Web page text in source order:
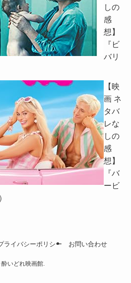
しの
感
想】
『ビ
バリ
【映
画 ネ
タバ
レな
しの
感
想】
『バ
ービ
ライバシーポリシー お問い合わせ
酔いどれ映画館.